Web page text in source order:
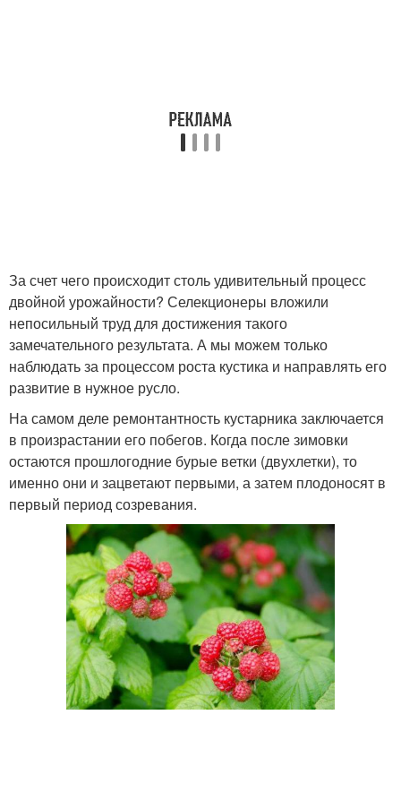
За счет чего происходит столь удивительный процесс
двойной урожайности? Селекционеры вложили
непосильный труд для достижения такого
замечательного результата. А мы можем только
наблюдать за процессом роста кустика и направлять его
развитие в нужное русло.
На самом деле ремонтантность кустарника заключается
в произрастании его побегов. Когда после зимовки
остаются прошлогодние бурые ветки (двухлетки), то
именно они и зацветают первыми, а затем плодоносят в
первый период созревания.